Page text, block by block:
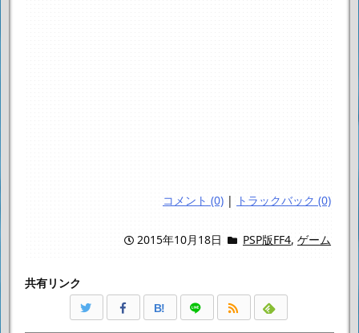
コメント (0) | トラックバック (0)
2015年10月18日 PSP版FF4, ゲーム
共有リンク
B!